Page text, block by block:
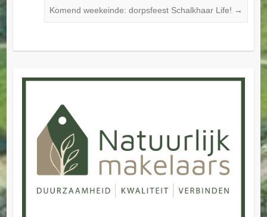
Komend weekeinde: dorpsfeest Schalkhaar Life! →